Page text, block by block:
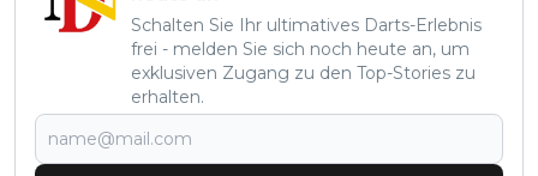
Schalten Sie Ihr ultimatives Darts-Erlebnis
frei - melden Sie sich noch heute an, um
exklusiven Zugang zu den Top-Stories zu
erhalten.